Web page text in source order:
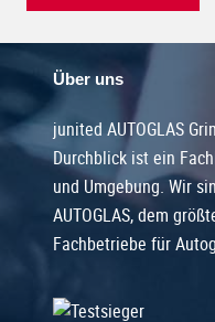
Über uns
junited AUTOGLAS
Durchblick ist ein
und Umgebung. Wir
AUTOGLAS, dem
Fachbetriebe für